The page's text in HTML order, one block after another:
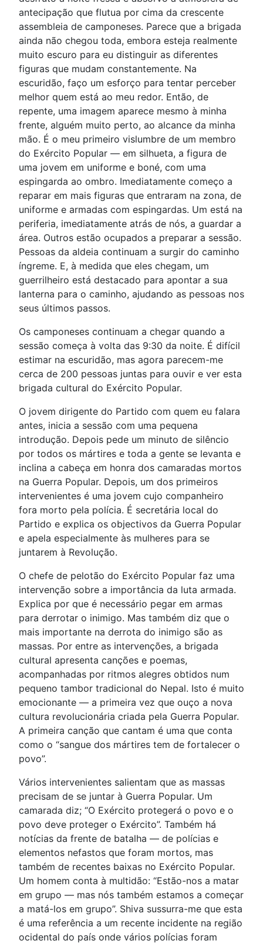
antecipação que flutua por cima da crescente
assembleia de camponeses. Parece que a brigada
ainda não chegou toda, embora esteja realmente
muito escuro para eu distinguir as diferentes
figuras que mudam constantemente. Na
escuridão, faço um esforço para tentar perceber
melhor quem está ao meu redor. Então, de
repente, uma imagem aparece mesmo à minha
frente, alguém muito perto, ao alcance da minha
mão. É o meu primeiro vislumbre de um membro
do Exército Popular — em silhueta, a figura de
uma jovem em uniforme e boné, com uma
espingarda ao ombro. Imediatamente começo a
reparar em mais figuras que entraram na zona, de
uniforme e armadas com espingardas. Um está na
periferia, imediatamente atrás de nós, a guardar a
área. Outros estão ocupados a preparar a sessão.
Pessoas da aldeia continuam a surgir do caminho
íngreme. E, à medida que eles chegam, um
guerrilheiro está destacado para apontar a sua
lanterna para o caminho, ajudando as pessoas nos
seus últimos passos.
Os camponeses continuam a chegar quando a
sessão começa à volta das 9:30 da noite. É difícil
estimar na escuridão, mas agora parecem-me
cerca de 200 pessoas juntas para ouvir e ver esta
brigada cultural do Exército Popular.
O jovem dirigente do Partido com quem eu falara
antes, inicia a sessão com uma pequena
introdução. Depois pede um minuto de silêncio
por todos os mártires e toda a gente se levanta e
inclina a cabeça em honra dos camaradas mortos
na Guerra Popular. Depois, um dos primeiros
intervenientes é uma jovem cujo companheiro
fora morto pela polícia. É secretária local do
Partido e explica os objectivos da Guerra Popular
e apela especialmente às mulheres para se
juntarem à Revolução.
O chefe de pelotão do Exército Popular faz uma
intervenção sobre a importância da luta armada.
Explica por que é necessário pegar em armas
para derrotar o inimigo. Mas também diz que o
mais importante na derrota do inimigo são as
massas. Por entre as intervenções, a brigada
cultural apresenta canções e poemas,
acompanhadas por ritmos alegres obtidos num
pequeno tambor tradicional do Nepal. Isto é muito
emocionante — a primeira vez que ouço a nova
cultura revolucionária criada pela Guerra Popular.
A primeira canção que cantam é uma que conta
como o “sangue dos mártires tem de fortalecer o
povo”.
Vários intervenientes salientam que as massas
precisam de se juntar à Guerra Popular. Um
camarada diz; “O Exército protegerá o povo e o
povo deve proteger o Exército”. Também há
notícias da frente de batalha — de polícias e
elementos nefastos que foram mortos, mas
também de recentes baixas no Exército Popular.
Um homem conta à multidão: “Estão-nos a matar
em grupo — mas nós também estamos a começar
a matá-los em grupo”. Shiva sussurra-me que esta
é uma referência a um recente incidente na região
ocidental do país onde vários polícias foram